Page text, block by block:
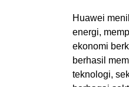
Huawei
energi,
ekonomi
berhasil
teknologi,